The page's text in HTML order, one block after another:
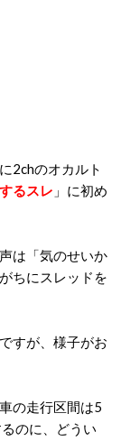
2chのオカルト
るスレ 」に初め
は「気のせいか
ちにスレッドを
すが、様子がお
の走行区間は5
のに、どうい